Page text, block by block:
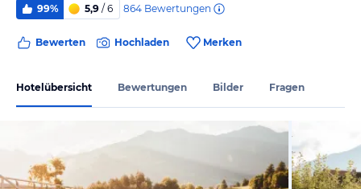
99% 5,9 / 6 864 Bewertungen
Bewerten Hochladen Merken
Hotelübersicht Bewertungen Bilder Fragen